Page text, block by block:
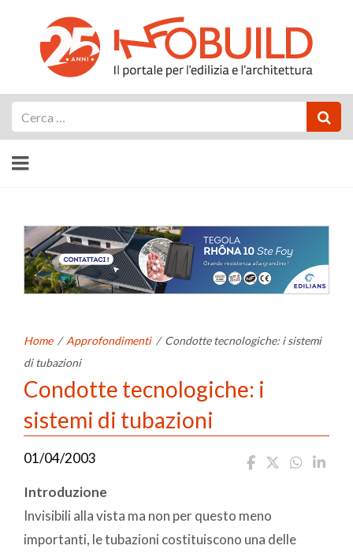
Home / Approfondimenti / Condotte tecnologiche: i sistemi
di tubazioni
Condotte tecnologiche: i
sistemi di tubazioni
01/04/2003
Introduzione
Invisibili alla vista ma non per questo meno
importanti, le tubazioni costituiscono una delle